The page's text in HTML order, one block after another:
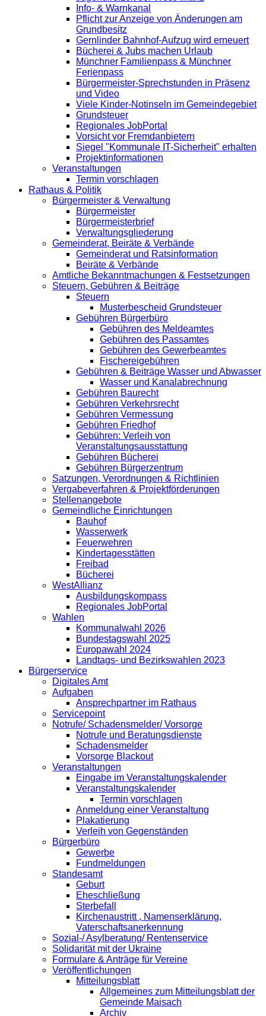
Info- & Warnkanal
Pflicht zur Anzeige von Änderungen am
Grundbesitz
Gernlinder Bahnhof-Aufzug wird erneuert
Bücherei & Jubs machen Urlaub
Münchner Familienpass & Münchner
Ferienpass
Bürgermeister-Sprechstunden in Präsenz
und Video
Viele Kinder-Notinseln im Gemeindegebiet
Grundsteuer
Regionales JobPortal
Vorsicht vor Fremdanbietern
Siegel "Kommunale IT-Sicherheit" erhalten
Projektinformationen
Veranstaltungen
Termin vorschlagen
Rathaus & Politik
Bürgermeister & Verwaltung
Bürgermeister
Bürgermeisterbrief
Verwaltungsgliederung
Gemeinderat, Beiräte & Verbände
Gemeinderat und Ratsinformation
Beiräte & Verbände
Amtliche Bekanntmachungen & Festsetzungen
Steuern, Gebühren & Beiträge
Steuern
Musterbescheid Grundsteuer
Gebühren Bürgerbüro
Gebühren des Meldeamtes
Gebühren des Passamtes
Gebühren des Gewerbeamtes
Fischereigebühren
Gebühren & Beiträge Wasser und Abwasser
Wasser und Kanalabrechnung
Gebühren Baurecht
Gebühren Verkehrsrecht
Gebühren Vermessung
Gebühren Friedhof
Gebühren: Verleih von
Veranstaltungsausstattung
Gebühren Bücherei
Gebühren Bürgerzentrum
Satzungen, Verordnungen & Richtlinien
Vergabeverfahren & Projektförderungen
Stellenangebote
Gemeindliche Einrichtungen
Bauhof
Wasserwerk
Feuerwehren
Kindertagesstätten
Freibad
Bücherei
WestAllianz
Ausbildungskompass
Regionales JobPortal
Wahlen
Kommunalwahl 2026
Bundestagswahl 2025
Europawahl 2024
Landtags- und Bezirkswahlen 2023
Bürgerservice
Digitales Amt
Aufgaben
Ansprechpartner im Rathaus
Servicepoint
Notrufe/ Schadensmelder/ Vorsorge
Notrufe und Beratungsdienste
Schadensmelder
Vorsorge Blackout
Veranstaltungen
Eingabe im Veranstaltungskalender
Veranstaltungskalender
Termin vorschlagen
Anmeldung einer Veranstaltung
Plakatierung
Verleih von Gegenständen
Bürgerbüro
Gewerbe
Fundmeldungen
Standesamt
Geburt
Eheschließung
Sterbefall
Kirchenaustritt , Namenserklärung,
Vaterschaftsanerkennung
Sozial-/ Asylberatung/ Rentenservice
Solidarität mit der Ukraine
Formulare & Anträge für Vereine
Veröffentlichungen
Mitteilungsblatt
Allgemeines zum Mitteilungsblatt der
Gemeinde Maisach
Archiv